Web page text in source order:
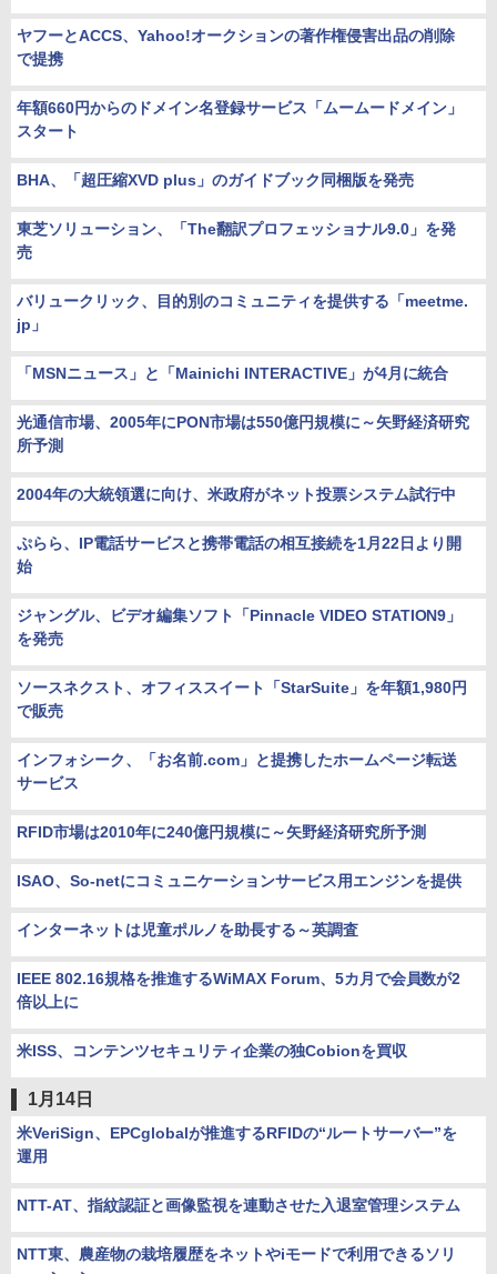
ヤフーとACCS、Yahoo!オークションの著作権侵害出品の削除
で提携
年額660円からのドメイン名登録サービス「ムームードメイン」
スタート
BHA、「超圧縮XVD plus」のガイドブック同梱版を発売
東芝ソリューション、「The翻訳プロフェッショナル9.0」を発
売
バリュークリック、目的別のコミュニティを提供する「meetme.
jp」
「MSNニュース」と「Mainichi INTERACTIVE」が4月に統合
光通信市場、2005年にPON市場は550億円規模に～矢野経済研究
所予測
2004年の大統領選に向け、米政府がネット投票システム試行中
ぷらら、IP電話サービスと携帯電話の相互接続を1月22日より開
始
ジャングル、ビデオ編集ソフト「Pinnacle VIDEO STATION9」
を発売
ソースネクスト、オフィススイート「StarSuite」を年額1,980円
で販売
インフォシーク、「お名前.com」と提携したホームページ転送
サービス
RFID市場は2010年に240億円規模に～矢野経済研究所予測
ISAO、So-netにコミュニケーションサービス用エンジンを提供
インターネットは児童ポルノを助長する～英調査
IEEE 802.16規格を推進するWiMAX Forum、5カ月で会員数が2
倍以上に
米ISS、コンテンツセキュリティ企業の独Cobionを買収
1月14日
米VeriSign、EPCglobalが推進するRFIDの“ルートサーバー”を
運用
NTT-AT、指紋認証と画像監視を連動させた入退室管理システム
NTT東、農産物の栽培履歴をネットやiモードで利用できるソリ